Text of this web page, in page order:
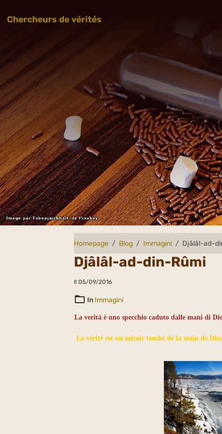
Chercheurs de vérités
Homepage Blog Immagini Djâlâl-ad-
Djâlâl-ad-din-Rûmi
Il 05/09/2016
In Immagini
La verità è uno specchio caduto dalle mani di
La vérité est un miroir tombé de la main de